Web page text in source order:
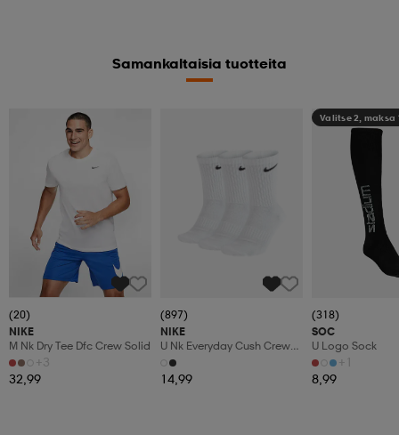
Samankaltaisia tuotteita
(20)
NIKE
M Nk Dry Tee Dfc Crew Solid
+3
32,99
(897)
NIKE
U Nk Everyday Cush Crew
3pr
14,99
Valitse 2, maksa
(318)
SOC
U Logo Sock
+1
8,99